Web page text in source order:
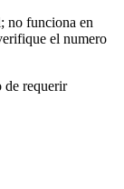
no funciona en
el numero
de requerir